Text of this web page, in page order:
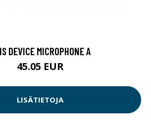
DEVICE MICROPHONE A
45.05 EUR
LISÄTIETOJA